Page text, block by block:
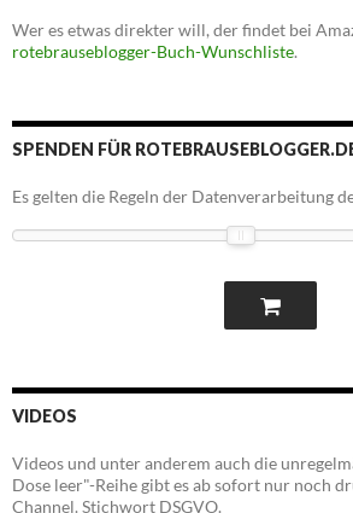
Wer es etwas direkter will, der findet bei
rotebrauseblogger-Buch-Wunschliste.
SPENDEN FÜR
Es gelten die Regeln der Datenverarbeitung
VIDEOS
Videos und unter anderem auch die
Dose leer"-Reihe gibt es ab sofort nur noch
Channel. Stichwort DSGVO.